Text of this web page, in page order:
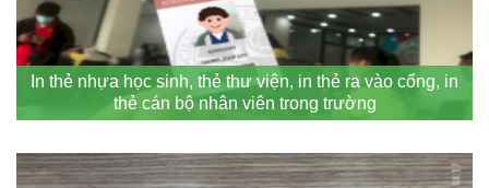
In thẻ nhựa học sinh, thẻ thư viện, in thẻ ra vào cổng, in
thẻ cán bộ nhân viên trong trường